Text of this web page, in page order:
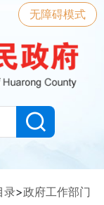
无障碍模式
录>政府工作部门